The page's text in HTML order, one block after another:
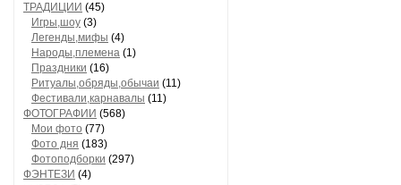
ТРАДИЦИИ (45)
Игры,шоу (3)
Легенды,мифы (4)
Народы,племена (1)
Праздники (16)
Ритуалы,обряды,обычаи (11)
Фестивали,карнавалы (11)
ФОТОГРАФИИ (568)
Мои фото (77)
Фото дня (183)
Фотоподборки (297)
ФЭНТЕЗИ (4)